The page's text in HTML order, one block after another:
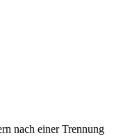
nach einer Trennung